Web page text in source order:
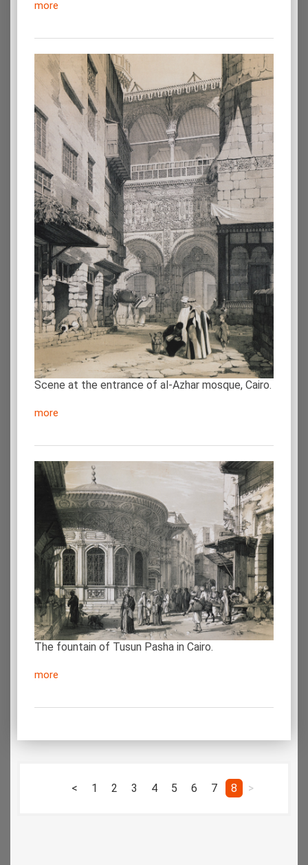
more
Scene at the entrance of al-Azhar mosque, Cairo.
more
The fountain of Tusun Pasha in Cairo.
more
< 1 2 3 4 5 6 7 8 >